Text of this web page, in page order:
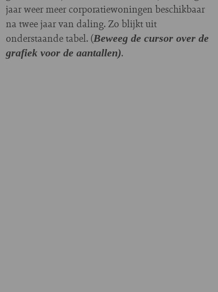
jaar weer meer corporatiewoningen beschikbaar
na twee jaar van daling. Zo blijkt uit
onderstaande tabel. (Beweeg de cursor over de
grafiek voor de aantallen).